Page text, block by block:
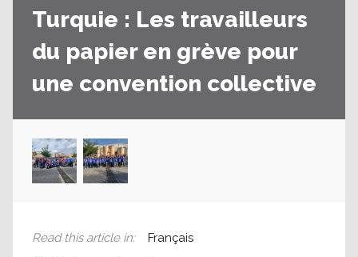
Turquie : Les travailleurs
du papier en grève pour
une convention collective
Read this article in: Français